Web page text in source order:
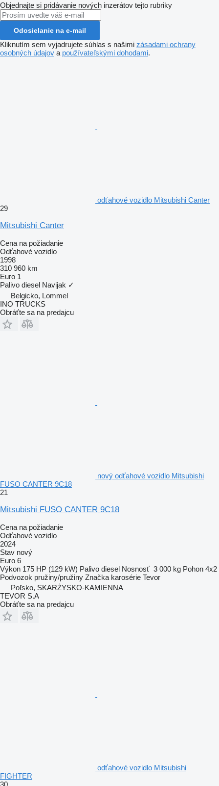
Objednajte si pridávanie nových inzerátov tejto rubriky
Odosielanie na e-mail
Kliknutím sem vyjadrujete súhlas s našimi zásadami ochrany
osobných údajov a používateľskými dohodami.
odťahové vozidlo Mitsubishi Canter
29
Mitsubishi Canter
Cena na požiadanie
Odťahové vozidlo
1998
310 960 km
Euro 1
Palivo diesel Navijak ✓
Belgicko, Lommel
INO TRUCKS
Obráťte sa na predajcu
nový odťahové vozidlo Mitsubishi
FUSO CANTER 9C18
21
Mitsubishi FUSO CANTER 9C18
Cena na požiadanie
Odťahové vozidlo
2024
Stav nový
Euro 6
Výkon 175 HP (129 kW) Palivo diesel Nosnosť 3 000 kg Pohon 4x2
Podvozok pružiny/pružiny Značka karosérie Tevor
Poľsko, SKARŻYSKO-KAMIENNA
TEVOR S.A
Obráťte sa na predajcu
odťahové vozidlo Mitsubishi
FIGHTER
30